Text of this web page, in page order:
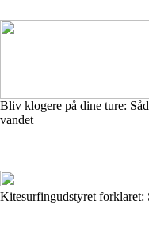
Bliv klogere på dine ture:
vandet
Kitesurfingudstyret forklaret: